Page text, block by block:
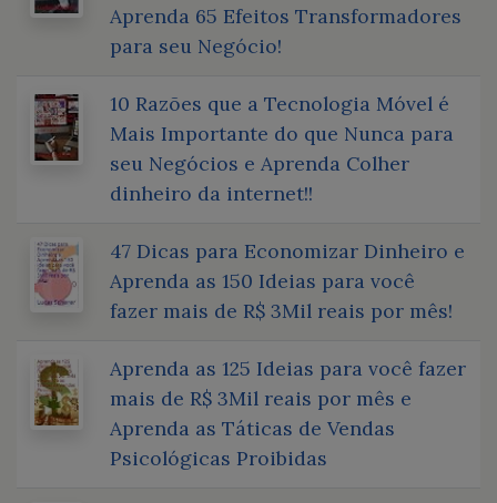
Aprenda 65 Efeitos Transformadores
para seu Negócio!
10 Razões que a Tecnologia Móvel é
Mais Importante do que Nunca para
seu Negócios e Aprenda Colher
dinheiro da internet!!
47 Dicas para Economizar Dinheiro e
Aprenda as 150 Ideias para você
fazer mais de R$ 3Mil reais por mês!
Aprenda as 125 Ideias para você fazer
mais de R$ 3Mil reais por mês e
Aprenda as Táticas de Vendas
Psicológicas Proibidas